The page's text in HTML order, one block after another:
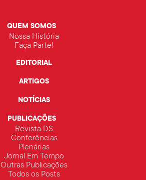
QUEM SOMOS
Nossa História
Faça Parte!
EDITORIAL
ARTIGOS
NOTÍCIAS
PUBLICAÇÕES
Revista DS
Conferências
Plenárias
Jornal Em Tempo
Outras Publicações
Todos os Posts